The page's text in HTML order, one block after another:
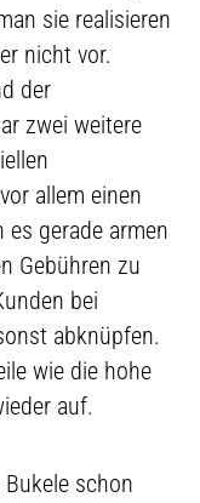
sie realisieren
nicht vor.
der
zwei weitere
allem einen
es gerade armen
Gebühren zu
bei
abknüpfen.
wie die hohe
auf.
schon